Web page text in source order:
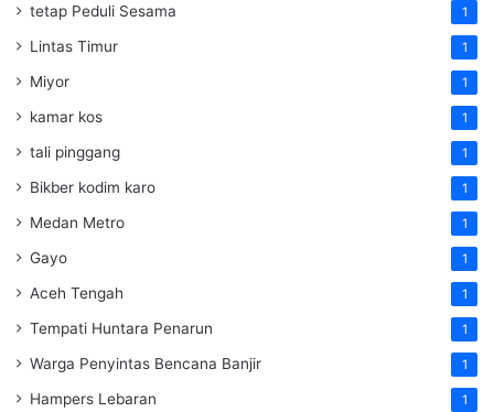
tetap Peduli Sesama 1
Lintas Timur 1
Miyor 1
kamar kos 1
tali pinggang 1
Bikber kodim karo 1
Medan Metro 1
Gayo 1
Aceh Tengah 1
Tempati Huntara Penarun 1
Warga Penyintas Bencana Banjir 1
Hampers Lebaran 1